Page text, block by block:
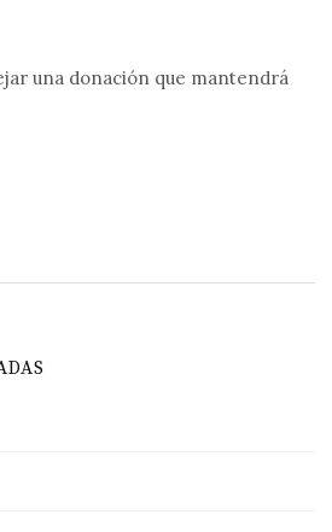
una donación que mantendrá